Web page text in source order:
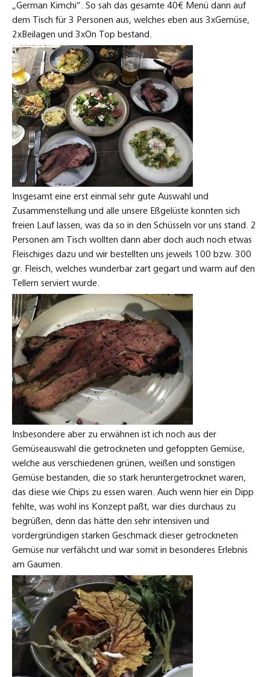
„German Kimchi“. So sah das gesamte 40€ Menü dann auf
dem Tisch für 3 Personen aus, welches eben aus 3xGemüse,
2xBeilagen und 3xOn Top bestand.
Insgesamt eine erst einmal sehr gute Auswahl und
Zusammenstellung und alle unsere Eßgelüste konnten sich
freien Lauf lassen, was da so in den Schüsseln vor uns stand. 2
Personen am Tisch wollten dann aber doch auch noch etwas
Fleischiges dazu und wir bestellten uns jeweils 100 bzw. 300
gr. Fleisch, welches wunderbar zart gegart und warm auf den
Tellern serviert wurde.
Insbesondere aber zu erwähnen ist ich noch aus der
Gemüseauswahl die getrockneten und gefoppten Gemüse,
welche aus verschiedenen grünen, weißen und sonstigen
Gemüse bestanden, die so stark heruntergetrocknet waren,
das diese wie Chips zu essen waren. Auch wenn hier ein Dipp
fehlte, was wohl ins Konzept paßt, war dies durchaus zu
begrüßen, denn das hätte den sehr intensiven und
vordergründigen starken Geschmack dieser getrockneten
Gemüse nur verfälscht und war somit in besonderes Erlebnis
am Gaumen.